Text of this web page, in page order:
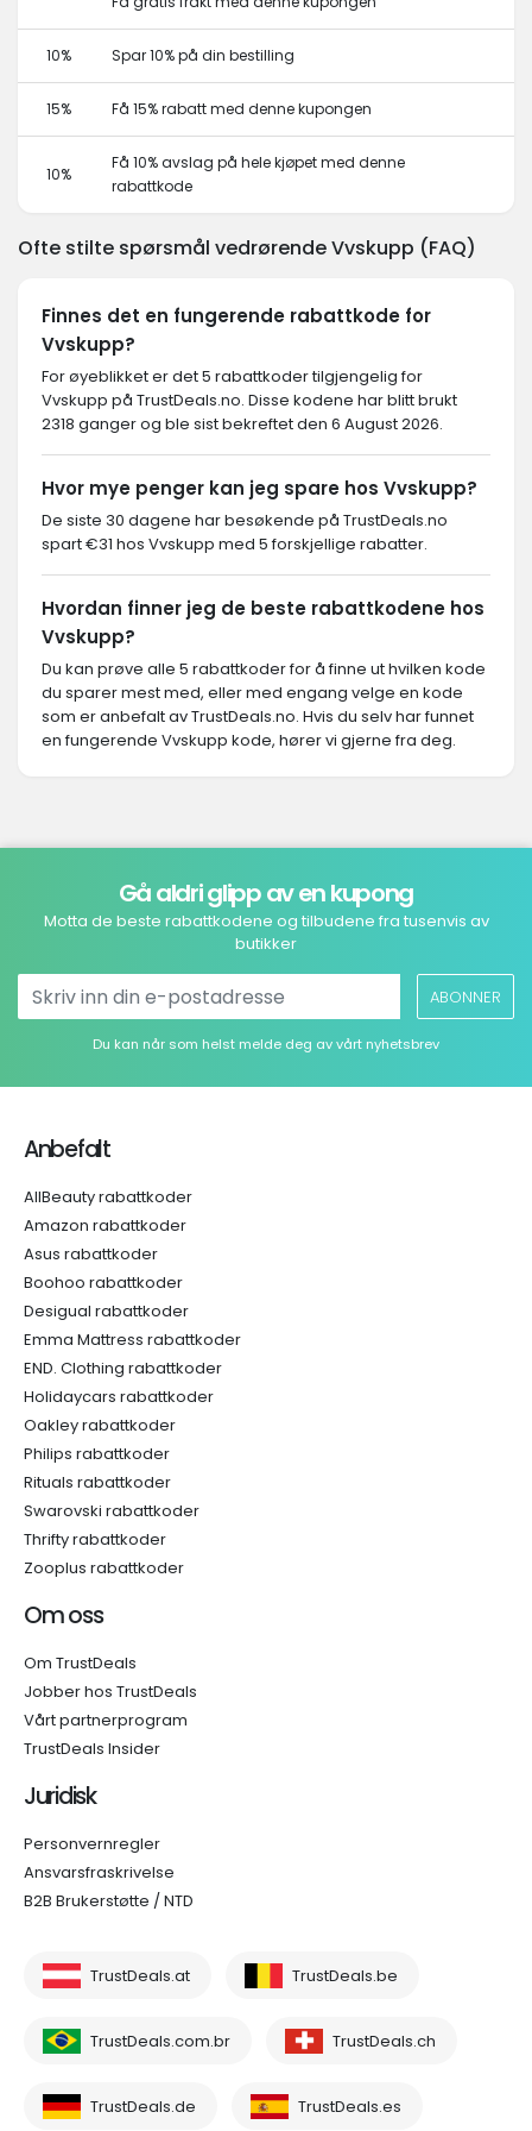
10% Spar 10% på din bestilling
15% Få 15% rabatt med denne kupongen
10%
Få 10% avslag på hele kjøpet med denne
rabattkode
Ofte stilte spørsmål vedrørende Vvskupp (FAQ)
Finnes det en fungerende rabattkode for
Vvskupp?
For øyeblikket er det 5 rabattkoder tilgjengelig for
Vvskupp på TrustDeals.no. Disse kodene har blitt brukt
2318 ganger og ble sist bekreftet den 6 August 2026.
Hvor mye penger kan jeg spare hos Vvskupp?
De siste 30 dagene har besøkende på TrustDeals.no
spart €31 hos Vvskupp med 5 forskjellige rabatter.
Hvordan finner jeg de beste rabattkodene hos
Vvskupp?
Du kan prøve alle 5 rabattkoder for å finne ut hvilken kode
du sparer mest med, eller med engang velge en kode
som er anbefalt av TrustDeals.no. Hvis du selv har funnet
en fungerende Vvskupp kode, hører vi gjerne fra deg.
Gå aldri glipp av en kupong
Motta de beste rabattkodene og tilbudene fra tusenvis av
butikker
ABONNER
Du kan når som helst melde deg av vårt nyhetsbrev
Anbefalt
AllBeauty rabattkoder
Amazon rabattkoder
Asus rabattkoder
Boohoo rabattkoder
Desigual rabattkoder
Emma Mattress rabattkoder
END. Clothing rabattkoder
Holidaycars rabattkoder
Oakley rabattkoder
Philips rabattkoder
Rituals rabattkoder
Swarovski rabattkoder
Thrifty rabattkoder
Zooplus rabattkoder
Om oss
Om TrustDeals
Jobber hos TrustDeals
Vårt partnerprogram
TrustDeals Insider
Juridisk
Personvernregler
Ansvarsfraskrivelse
B2B Brukerstøtte / NTD
TrustDeals.at TrustDeals.be
TrustDeals.com.br TrustDeals.ch
TrustDeals.de TrustDeals.es